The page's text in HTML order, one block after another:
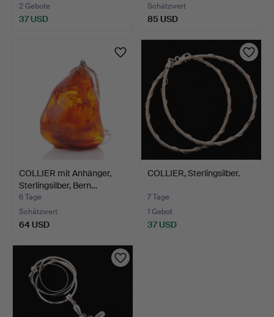
2 Gebote
37 USD
Schätzwert
85 USD
COLLIER mit Anhänger,
Sterlingsilber, Bern…
6 Tage
Schätzwert
64 USD
COLLIER, Sterlingsilber.
7 Tage
1 Gebot
37 USD